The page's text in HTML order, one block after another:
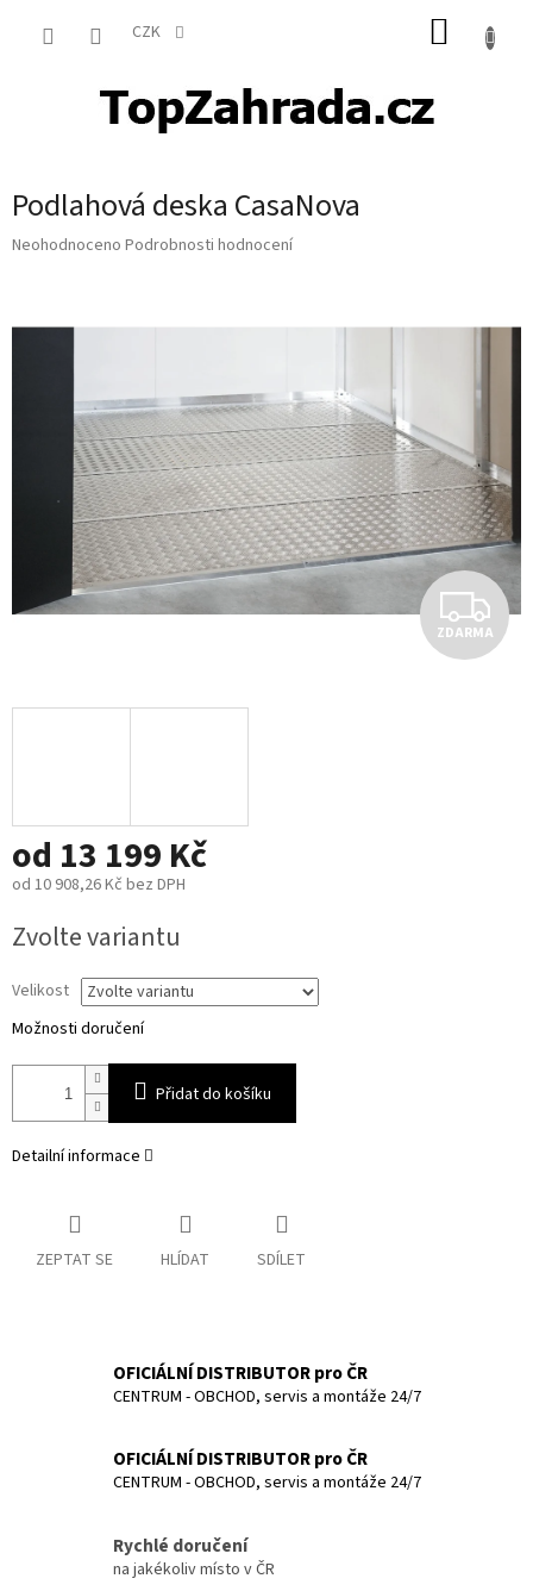
CZK
Podlahová deska CasaNova
Průměrné
0,0
hvězdiček.
Neohodnoceno Podrobnosti hodnocení
Z
D
ZDARMA
od 13 199 Kč
od 10 908,26 Kč bez DPH
cena:
Zvolte variantu
Velikost
Možnosti doručení
Přidat do košíku
Detailní informace
ZEPTAT SE HLÍDAT SDÍLET
OFICIÁLNÍ DISTRIBUTOR pro ČR
CENTRUM - OBCHOD, servis a montáže 24/7
OFICIÁLNÍ DISTRIBUTOR pro ČR
CENTRUM - OBCHOD, servis a montáže 24/7
Rychlé doručení
na jakékoliv místo v ČR